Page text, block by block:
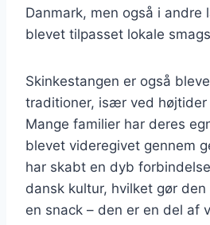
Danmark, men også i andre
blevet tilpasset lokale
Skinkestangen er også
traditioner, især ved højtider
Mange familier har deres
blevet videregivet gennem
har skabt en dyb
dansk kultur, hvilket gør
en snack – den er en del af